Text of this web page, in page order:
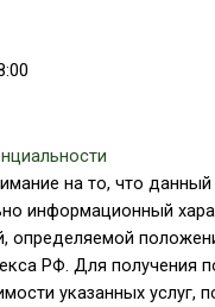
на то, что данный
информационный
определяемой
РФ. Для получения
указанных услуг,